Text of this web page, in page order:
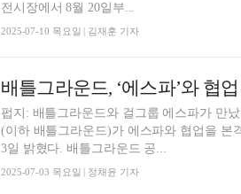
전시장에서 8월 20일부...
2025-07-10 목요일 | 김재훈 기자
배틀그라운드, ‘에스파’와 협
펍지: 배틀그라운드와 걸그룹 에스파가 만
(이하 배틀그라운드)가 에스파와 협업을 본
3일 밝혔다. 배틀그라운드 공...
2025-07-03 목요일 | 정채윤 기자